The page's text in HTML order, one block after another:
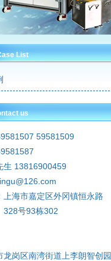
List
us
59581509
生 13816900459
上海市嘉定区外冈镇恒永路
栋302
龙岗区南湾街道上李朗智创园